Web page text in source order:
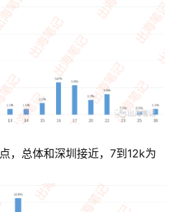
，总体和深圳接近，7到12k为